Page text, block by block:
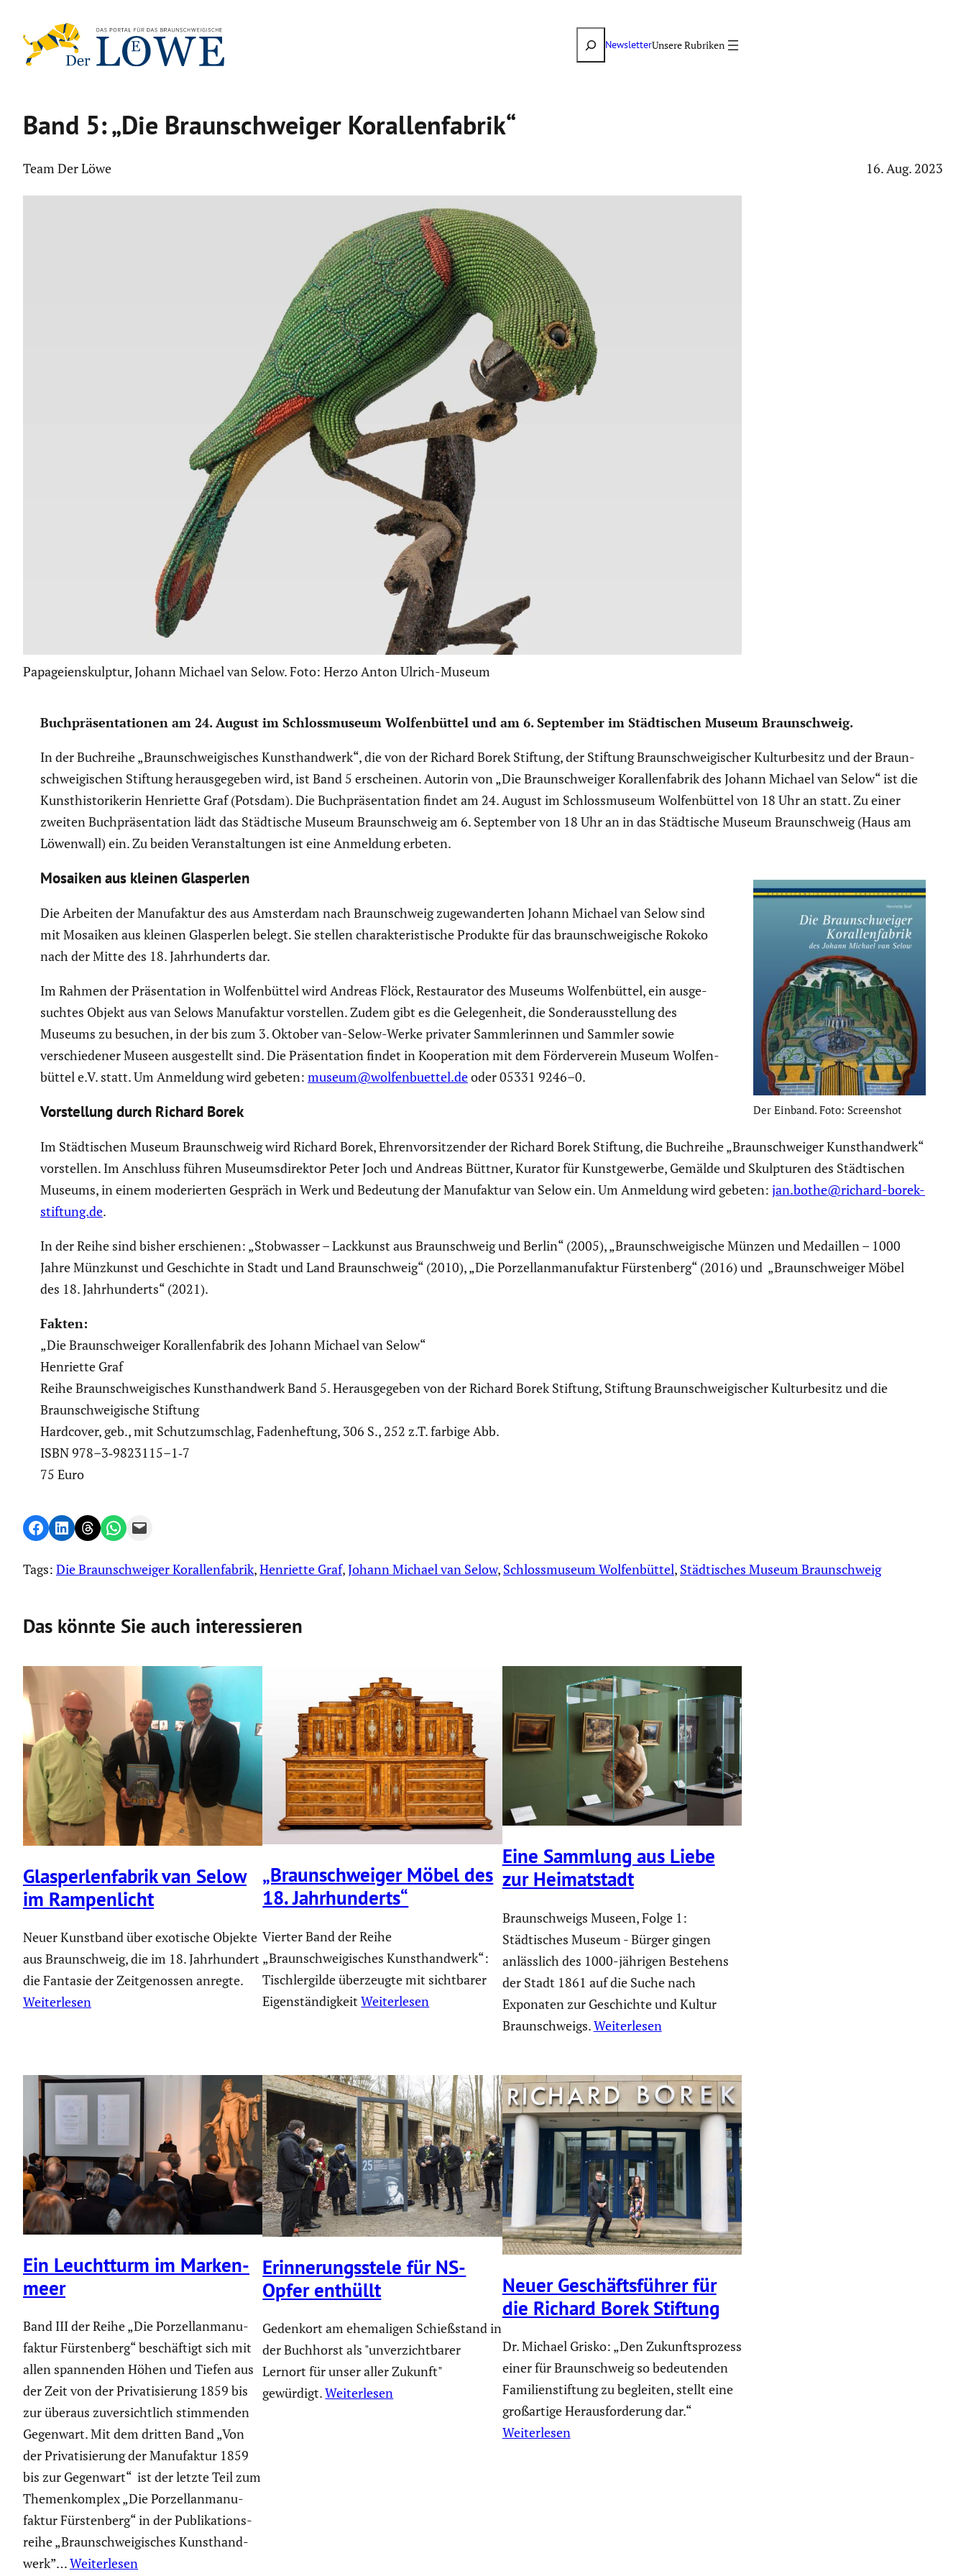
Inhalt
springen
SuchenNewsletter
Band 5: „Die Braun­schweiger Koral­len­fa­brik“
Team Der Löwe 16. Aug. 2023
Papageienskulptur, Johann Michael van Selow. Foto: Herzo Anton Ulrich-Museum
Buchprä­sen­ta­tionen am 24. August im Schloss­mu­seum Wolfen­büttel und am 6. September im Städti­schen Museum Braun­schweig.
In der Buchreihe „Braun­schwei­gi­sches Kunst­hand­werk“, die von der Richard Borek Stiftung, der Stiftung Braun­schwei­gi­scher Kultur­be­sitz und der Braun­
schwei­gi­schen Stiftung heraus­ge­geben wird, ist Band 5 erscheinen. Autorin von „Die Braun­schweiger Koral­len­fa­brik des Johann Michael van Selow“ ist die
Kunst­his­to­ri­kerin Henriette Graf (Potsdam). Die Buchprä­sen­ta­tion findet am 24. August im Schloss­mu­seum Wolfen­büttel von 18 Uhr an statt. Zu einer
zweiten Buchprä­sen­ta­tion lädt das Städti­sche Museum Braun­schweig am 6. September von 18 Uhr an in das Städti­sche Museum Braun­schweig (Haus am
Löwenwall) ein. Zu beiden Veran­stal­tungen ist eine Anmeldung erbeten.
Der Einband. Foto: Screen­shot
Mosaiken aus kleinen Glasperlen
Die Arbeiten der Manufaktur des aus Amsterdam nach Braun­schweig zugewan­derten Johann Michael van Selow sind
mit Mosaiken aus kleinen Glasperlen belegt. Sie stellen charak­te­ris­ti­sche Produkte für das braun­schwei­gi­sche Rokoko
nach der Mitte des 18. Jahrhun­derts dar.
Im Rahmen der Präsen­ta­tion in Wolfen­büttel wird Andreas Flöck, Restau­rator des Museums Wolfen­büttel, ein ausge­
suchtes Objekt aus van Selows Manufaktur vorstellen. Zudem gibt es die Gelegen­heit, die Sonder­aus­stel­lung des
Museums zu besuchen, in der bis zum 3. Oktober van-Selow-Werke privater Sammle­rinnen und Sammler sowie
verschie­dener Museen ausge­stellt sind. Die Präsen­ta­tion findet in Koope­ra­tion mit dem Förder­verein Museum Wolfen­
büttel e.V. statt. Um Anmeldung wird gebeten: museum@wolfenbuettel.deoder 05331 9246–0.
Vorstel­lung durch Richard Borek
Im Städti­schen Museum Braun­schweig wird Richard Borek, Ehren­vor­sit­zender der Richard Borek Stiftung, die Buchreihe „Braun­schweiger Kunst­hand­werk“
vorstellen. Im Anschluss führen Museums­di­rektor Peter Joch und Andreas Büttner, Kurator für Kunst­ge­werbe, Gemälde und Skulp­turen des Städti­schen
Museums, in einem moderierten Gespräch in Werk und Bedeutung der Manufaktur van Selow ein. Um Anmeldung wird gebeten: jan.bothe@richard-borek-
stiftung.de.
In der Reihe sind bisher erschienen: „Stobwasser – Lackkunst aus Braun­schweig und Berlin“ (2005), „Braun­schwei­gi­sche Münzen und Medaillen – 1000
Jahre Münzkunst und Geschichte in Stadt und Land Braun­schweig“ (2010), „Die Porzel­lan­ma­nu­faktur Fürsten­berg“ (2016) und „Braun­schweiger Möbel
des 18. Jahrhun­derts“ (2021).
Fakten:
„Die Braun­schweiger Koral­len­fa­brik des Johann Michael van Selow“
Henriette Graf
Reihe Braun­schwei­gi­sches Kunst­hand­werk Band 5. Heraus­ge­geben von der Richard Borek Stiftung, Stiftung Braun­schwei­gi­scher Kultur­be­sitz und die
Braun­schwei­gi­sche Stiftung
Hardcover, geb., mit Schutz­um­schlag, Faden­hef­tung, 306 S., 252 z.T. farbige Abb.
ISBN 978–3‑9823115–1‑7
75 Euro
Share on Facebook
Share on LinkedIn
Share on Threads
Share on WhatsApp
Email this Page
Tags: Die Braunschweiger Korallenfabrik, Henriette Graf, Johann Michael van Selow, Schlossmuseum Wolfenbüttel, Städtisches Museum Braunschweig
Das könnte Sie auch interessieren
Glasper­len­fa­brik van Selow
im Rampen­licht
Neuer Kunstband über exotische Objekte
aus Braunschweig, die im 18. Jahrhundert
die Fantasie der Zeitgenossen anregte.
Weiterlesen
„Braun­schweiger Möbel des
18. Jahrhun­derts“
Vierter Band der Reihe
„Braunschweigisches Kunsthandwerk“:
Tischlergilde überzeugte mit sichtbarer
EigenständigkeitWeiterlesen
Eine Sammlung aus Liebe
zur Heimat­stadt
Braunschweigs Museen, Folge 1:
Städtisches Museum - Bürger gingen
anlässlich des 1000-jährigen Bestehens
der Stadt 1861 auf die Suche nach
Exponaten zur Geschichte und Kultur
Braunschweigs.Weiterlesen
Ein Leucht­turm im Marken­
meer
Band III der Reihe „Die Porzel­lan­ma­nu­
faktur Fürsten­berg“ beschäf­tigt sich mit
allen spannenden Höhen und Tiefen aus
der Zeit von der Priva­ti­sie­rung 1859 bis
zur überaus zuver­sicht­lich stimmenden
Gegenwart. Mit dem dritten Band „Von
der Priva­ti­sie­rung der Manufaktur 1859
bis zur Gegenwart“ ist der letzte Teil zum
Themen­kom­plex „Die Porzel­lan­ma­nu­
faktur Fürsten­berg“ in der Publi­ka­ti­ons­
reihe „Braun­schwei­gi­sches Kunst­hand­
werk”…Weiterlesen
Erinne­rungs­stele für NS-
Opfer enthüllt
Gedenkort am ehemaligen Schießstand in
der Buchhorst als "unverzichtbarer
Lernort für unser aller Zukunft"
gewürdigt.Weiterlesen
Neuer Geschäfts­führer für
die Richard Borek Stiftung
Dr. Michael Grisko: „Den Zukunftsprozess
einer für Braunschweig so bedeutenden
Familienstiftung zu begleiten, stellt eine
großartige Herausforderung dar.“
Weiterlesen